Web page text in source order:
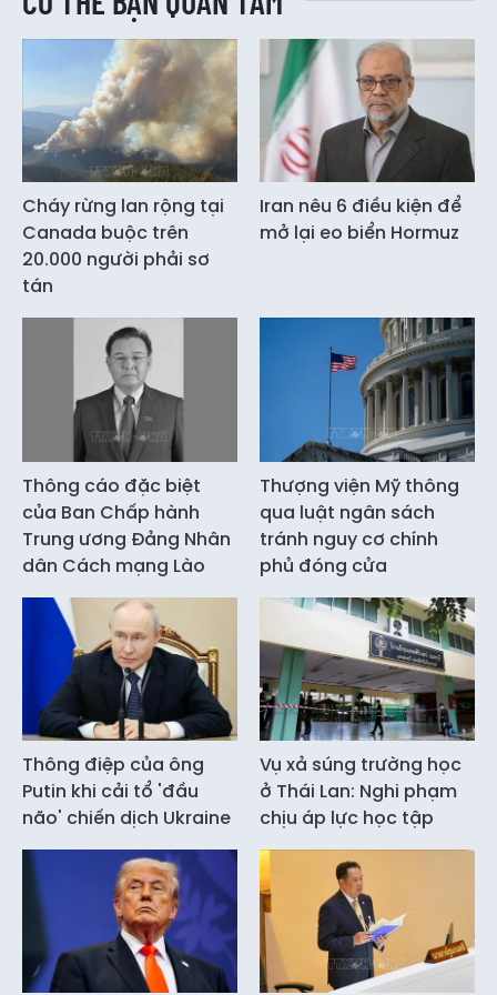
Cháy rừng lan rộng tại
Canada buộc trên
20.000 người phải sơ
tán
Iran nêu 6 điều kiện để
mở lại eo biển Hormuz
Thông cáo đặc biệt
của Ban Chấp hành
Trung ương Đảng Nhân
dân Cách mạng Lào
Thượng viện Mỹ thông
qua luật ngân sách
tránh nguy cơ chính
phủ đóng cửa
Thông điệp của ông
Putin khi cải tổ 'đầu
não' chiến dịch Ukraine
Vụ xả súng trường học
ở Thái Lan: Nghi phạm
chịu áp lực học tập